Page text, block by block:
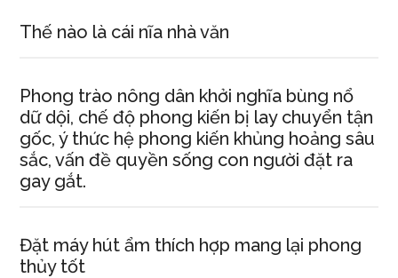
Thế nào là cái nĩa nhà văn
Phong trào nông dân khởi nghĩa bùng nổ
dữ dội, chế độ phong kiến bị lay chuyển tận
gốc, ý thức hệ phong kiến khủng hoảng sâu
sắc, vấn đề quyền sống con người đặt ra
gay gắt.
Đặt máy hút ẩm thích hợp mang lại phong
thủy tốt